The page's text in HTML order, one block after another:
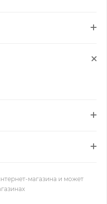
магазина и может